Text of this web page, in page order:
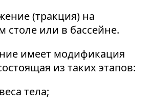
(тракция) на
столе или в бассейне.
имеет модификация
из таких этапов:
тела;